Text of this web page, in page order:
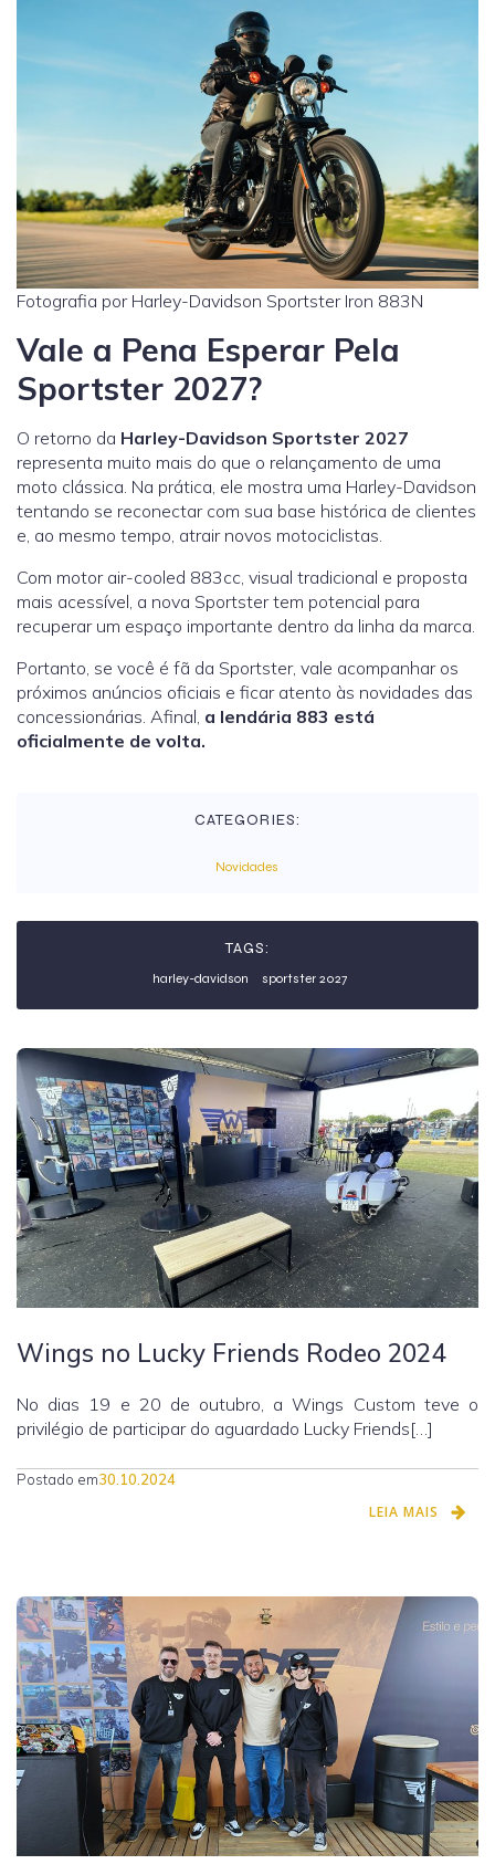
Fotografia por Harley-Davidson Sportster Iron 883N
Vale a Pena Esperar Pela
Sportster 2027?
O retorno da Harley-Davidson Sportster 2027
representa muito mais do que o relançamento de uma
moto clássica. Na prática, ele mostra uma Harley-Davidson
tentando se reconectar com sua base histórica de clientes
e, ao mesmo tempo, atrair novos motociclistas.
Com motor air-cooled 883cc, visual tradicional e proposta
mais acessível, a nova Sportster tem potencial para
recuperar um espaço importante dentro da linha da marca.
Portanto, se você é fã da Sportster, vale acompanhar os
próximos anúncios oficiais e ficar atento às novidades das
concessionárias. Afinal, a lendária 883 está
oficialmente de volta.
CATEGORIES:
Novidades
TAGS:
harley-davidson sportster 2027
Wings no Lucky Friends Rodeo 2024
No dias 19 e 20 de outubro, a Wings Custom teve o
privilégio de participar do aguardado Lucky Friends[…]
Postado em30.10.2024
LEIA MAIS